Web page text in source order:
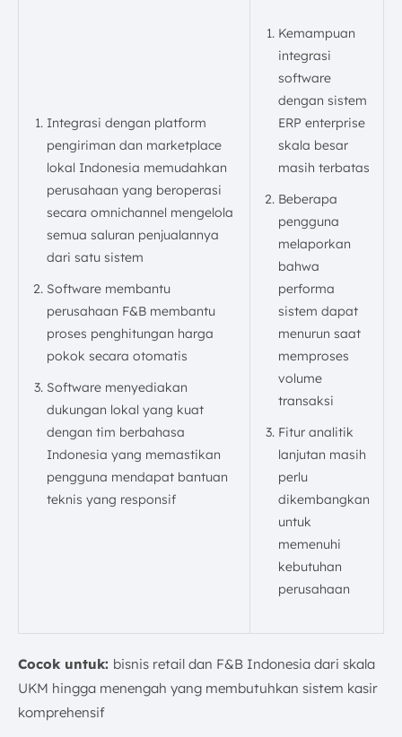
Integrasi dengan platform
pengiriman dan marketplace
lokal Indonesia memudahkan
perusahaan yang beroperasi
secara omnichannel mengelola
semua saluran penjualannya
dari satu sistem
Software membantu
perusahaan F&B membantu
proses penghitungan harga
pokok secara otomatis
Software menyediakan
dukungan lokal yang kuat
dengan tim berbahasa
Indonesia yang memastikan
pengguna mendapat bantuan
teknis yang responsif
Kemampuan
integrasi
software
dengan sistem
ERP enterprise
skala besar
masih terbatas
Beberapa
pengguna
melaporkan
bahwa
performa
sistem dapat
menurun saat
memproses
volume
transaksi
Fitur analitik
lanjutan masih
perlu
dikembangkan
untuk
memenuhi
kebutuhan
perusahaan
Cocok untuk: bisnis retail dan F&B Indonesia dari skala
UKM hingga menengah yang membutuhkan sistem kasir
komprehensif